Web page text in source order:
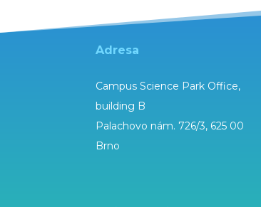
Adresa
Campus Science Park Office,
building B
Palachovo nám. 726/3, 625 00
Brno